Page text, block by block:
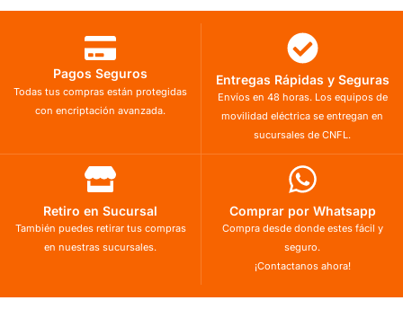
Pagos Seguros
Todas tus compras están protegidas
con encriptación avanzada.
Entregas Rápidas y Seguras
Envíos en 48 horas. Los equipos de
movilidad eléctrica se entregan en
sucursales de CNFL.
Retiro en Sucursal
También puedes retirar tus compras
en nuestras sucursales.
Comprar por Whatsapp
Compra desde donde estes fácil y
seguro.
¡Contactanos ahora!